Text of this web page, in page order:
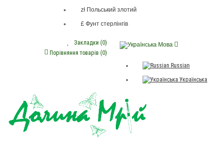
zł Польський злотий
£ Фунт стерлінгів
Мова
Russian
Українська
Закладки (0)
Порівняння товарів (0)